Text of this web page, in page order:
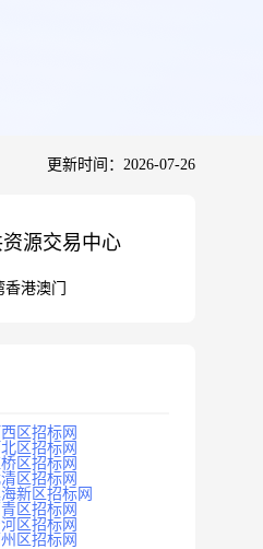
更新时间：2026-07-26
源交易中心
香港澳门
区招标网
区招标网
区招标网
区招标网
新区招标网
区招标网
区招标网
区招标网